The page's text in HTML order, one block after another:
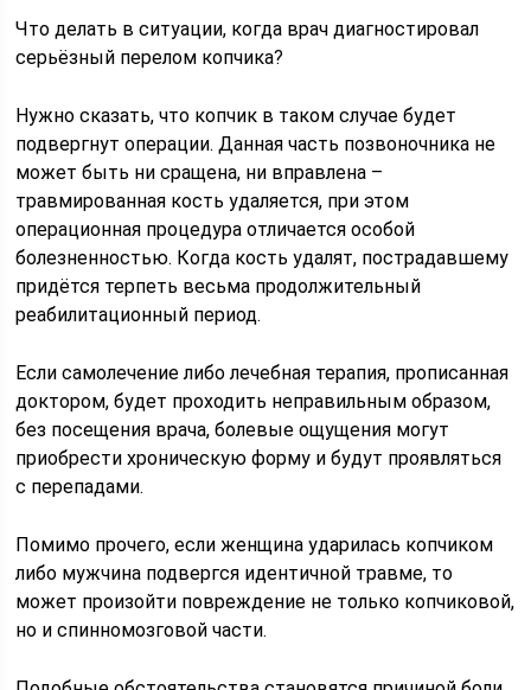
Что делать в ситуации, когда врач диагностировал
серьёзный перелом копчика?
Нужно сказать, что копчик в таком случае будет
подвергнут операции. Данная часть позвоночника не
может быть ни сращена, ни вправлена –
травмированная кость удаляется, при этом
операционная процедура отличается особой
болезненностью. Когда кость удалят, пострадавшему
придётся терпеть весьма продолжительный
реабилитационный период.
Если самолечение либо лечебная терапия, прописанная
доктором, будет проходить неправильным образом,
без посещения врача, болевые ощущения могут
приобрести хроническую форму и будут проявляться
с перепадами.
Помимо прочего, если женщина ударилась копчиком
либо мужчина подвергся идентичной травме, то
может произойти повреждение не только копчиковой,
но и спинномозговой части.